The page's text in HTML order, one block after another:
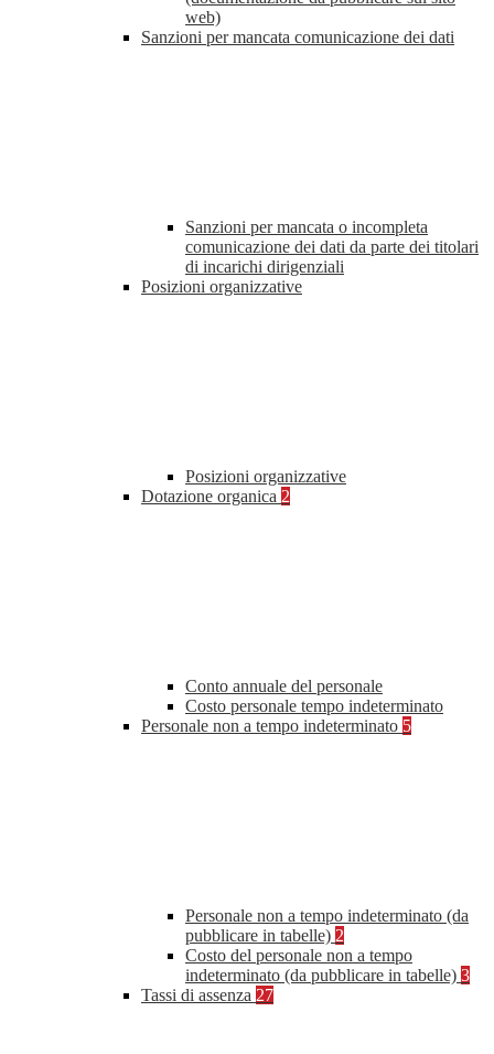
web)
Sanzioni per mancata comunicazione dei dati
Sanzioni per mancata o incompleta
comunicazione dei dati da parte dei titolari
di incarichi dirigenziali
Posizioni organizzative
Posizioni organizzative
Dotazione organica 2
Conto annuale del personale
Costo personale tempo indeterminato
Personale non a tempo indeterminato 5
Personale non a tempo indeterminato (da
pubblicare in tabelle) 2
Costo del personale non a tempo
indeterminato (da pubblicare in tabelle) 3
Tassi di assenza 27